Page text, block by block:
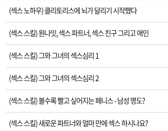
(섹스 노하우) 클리토리스에 뇌가 달리기 시작했다
(섹스 스킬) 원나잇, 섹스 파트너, 섹스 친구 그리고 애인
(섹스 스킬) 그와 그녀의 섹스심리 1
(섹스 스킬) 그와 그녀의 섹스심리 2
(섹스 스킬) 볼수록 빨고 싶어지는 페니스 - 남성 명도?
(섹스 스킬) 새로운 파트너와 얼마 만에 섹스 하시나요?